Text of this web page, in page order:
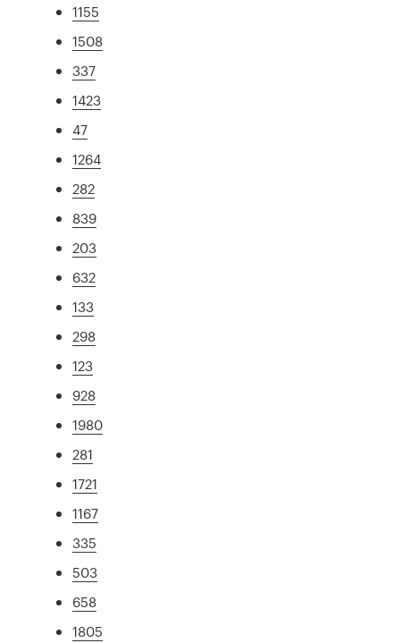
1155
1508
337
1423
47
1264
282
839
203
632
133
298
123
928
1980
281
1721
1167
335
503
658
1805